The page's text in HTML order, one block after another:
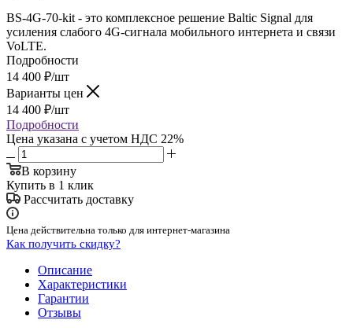
BS-4G-70-kit - это комплексное решение Baltic Signal для
усиления слабого 4G-сигнала мобильного интернета и связи
VoLTE.
Подробности
14 400 ₽/шт
Варианты цен
14 400 ₽/шт
Подробности
Цена указана с учетом НДС 22%
В корзину
Купить в 1 клик
Рассчитать доставку
Цена действительна только для интернет-магазина
Как получить скидку?
Описание
Характеристики
Гарантии
Отзывы